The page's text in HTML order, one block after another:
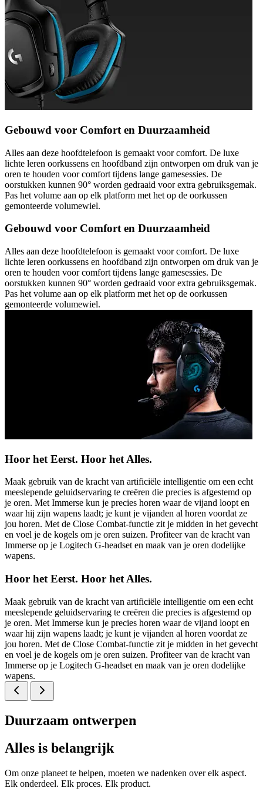
Gebouwd voor Comfort en Duurzaamheid
Alles aan deze hoofdtelefoon is gemaakt voor comfort. De luxe
lichte leren oorkussens en hoofdband zijn ontworpen om druk van je
oren te houden voor comfort tijdens lange gamesessies. De
oorstukken kunnen 90° worden gedraaid voor extra gebruiksgemak.
Pas het volume aan op elk platform met het op de oorkussen
gemonteerde volumewiel.
Gebouwd voor Comfort en Duurzaamheid
Alles aan deze hoofdtelefoon is gemaakt voor comfort. De luxe
lichte leren oorkussens en hoofdband zijn ontworpen om druk van je
oren te houden voor comfort tijdens lange gamesessies. De
oorstukken kunnen 90° worden gedraaid voor extra gebruiksgemak.
Pas het volume aan op elk platform met het op de oorkussen
gemonteerde volumewiel.
Hoor het Eerst. Hoor het Alles.
Maak gebruik van de kracht van artificiële intelligentie om een echt
meeslepende geluidservaring te creëren die precies is afgestemd op
je oren. Met Immerse kun je precies horen waar de vijand loopt en
waar hij zijn wapens laadt; je kunt je vijanden al horen voordat ze
jou horen. Met de Close Combat-functie zit je midden in het gevecht
en voel je de kogels om je oren suizen. Profiteer van de kracht van
Immerse op je Logitech G-headset en maak van je oren dodelijke
wapens.
Hoor het Eerst. Hoor het Alles.
Maak gebruik van de kracht van artificiële intelligentie om een echt
meeslepende geluidservaring te creëren die precies is afgestemd op
je oren. Met Immerse kun je precies horen waar de vijand loopt en
waar hij zijn wapens laadt; je kunt je vijanden al horen voordat ze
jou horen. Met de Close Combat-functie zit je midden in het gevecht
en voel je de kogels om je oren suizen. Profiteer van de kracht van
Immerse op je Logitech G-headset en maak van je oren dodelijke
wapens.
Duurzaam ontwerpen
Alles is belangrijk
Om onze planeet te helpen, moeten we nadenken over elk aspect.
Elk onderdeel. Elk proces. Elk product.